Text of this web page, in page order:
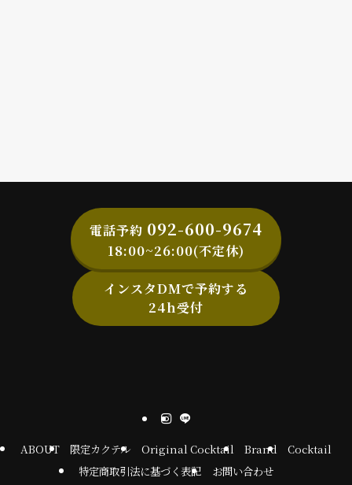
電話予約 092-600-9674
18:00~26:00(不定休)
インスタDMで予約する
24h受付
ABOUT 限定カクテル Original Cocktail Brand
Cocktail
特定商取引法に基づく表記
お問い合わせ